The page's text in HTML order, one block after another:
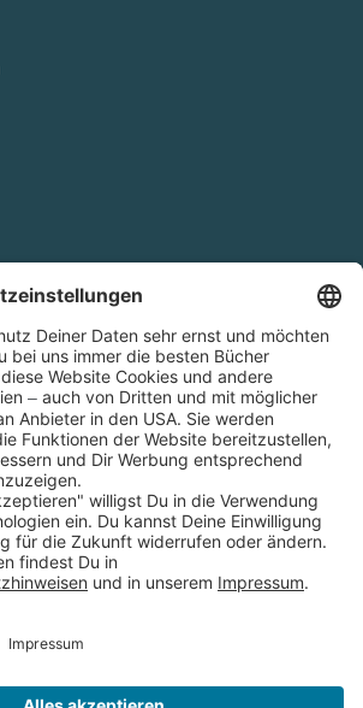
(Affiliate)
ab 9,00 € Bestellwert innerhalb
innerhalb Deutschlands
GmbH, Blumenstraße 36, D-70182